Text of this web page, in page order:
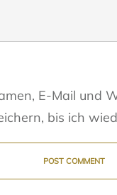
E-Mail und
bis ich
POST COMMENT